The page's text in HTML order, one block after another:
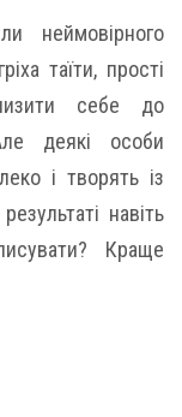
неймовірного
таїти, прості
себе до
деякі особи
і творять із
навіть
Краще